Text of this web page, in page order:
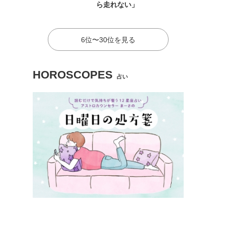
ら走れない」
6位〜30位を見る
HOROSCOPES 占い